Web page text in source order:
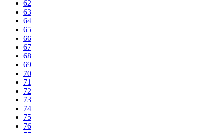
62
63
64
65
66
67
68
69
70
71
72
73
74
75
76